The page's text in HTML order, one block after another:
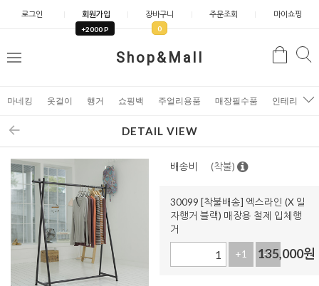
로그인 회원가입
+2000 P
장바구니
0
주문조회 마이쇼핑
Shop&Mall
메
검
마네킹 옷걸이 행거 쇼핑백 주얼리용품 매장필수품 인테리어소
DETAIL VIEW
배송비 (착불)
30099 [착불배송] 엑스라인 (X 일
자행거 블랙) 매장용 철제 입체행
거
+1 -1
135,000원